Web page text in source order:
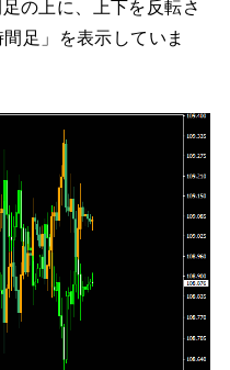
の上に、上下を反転さ
足」を表示していま